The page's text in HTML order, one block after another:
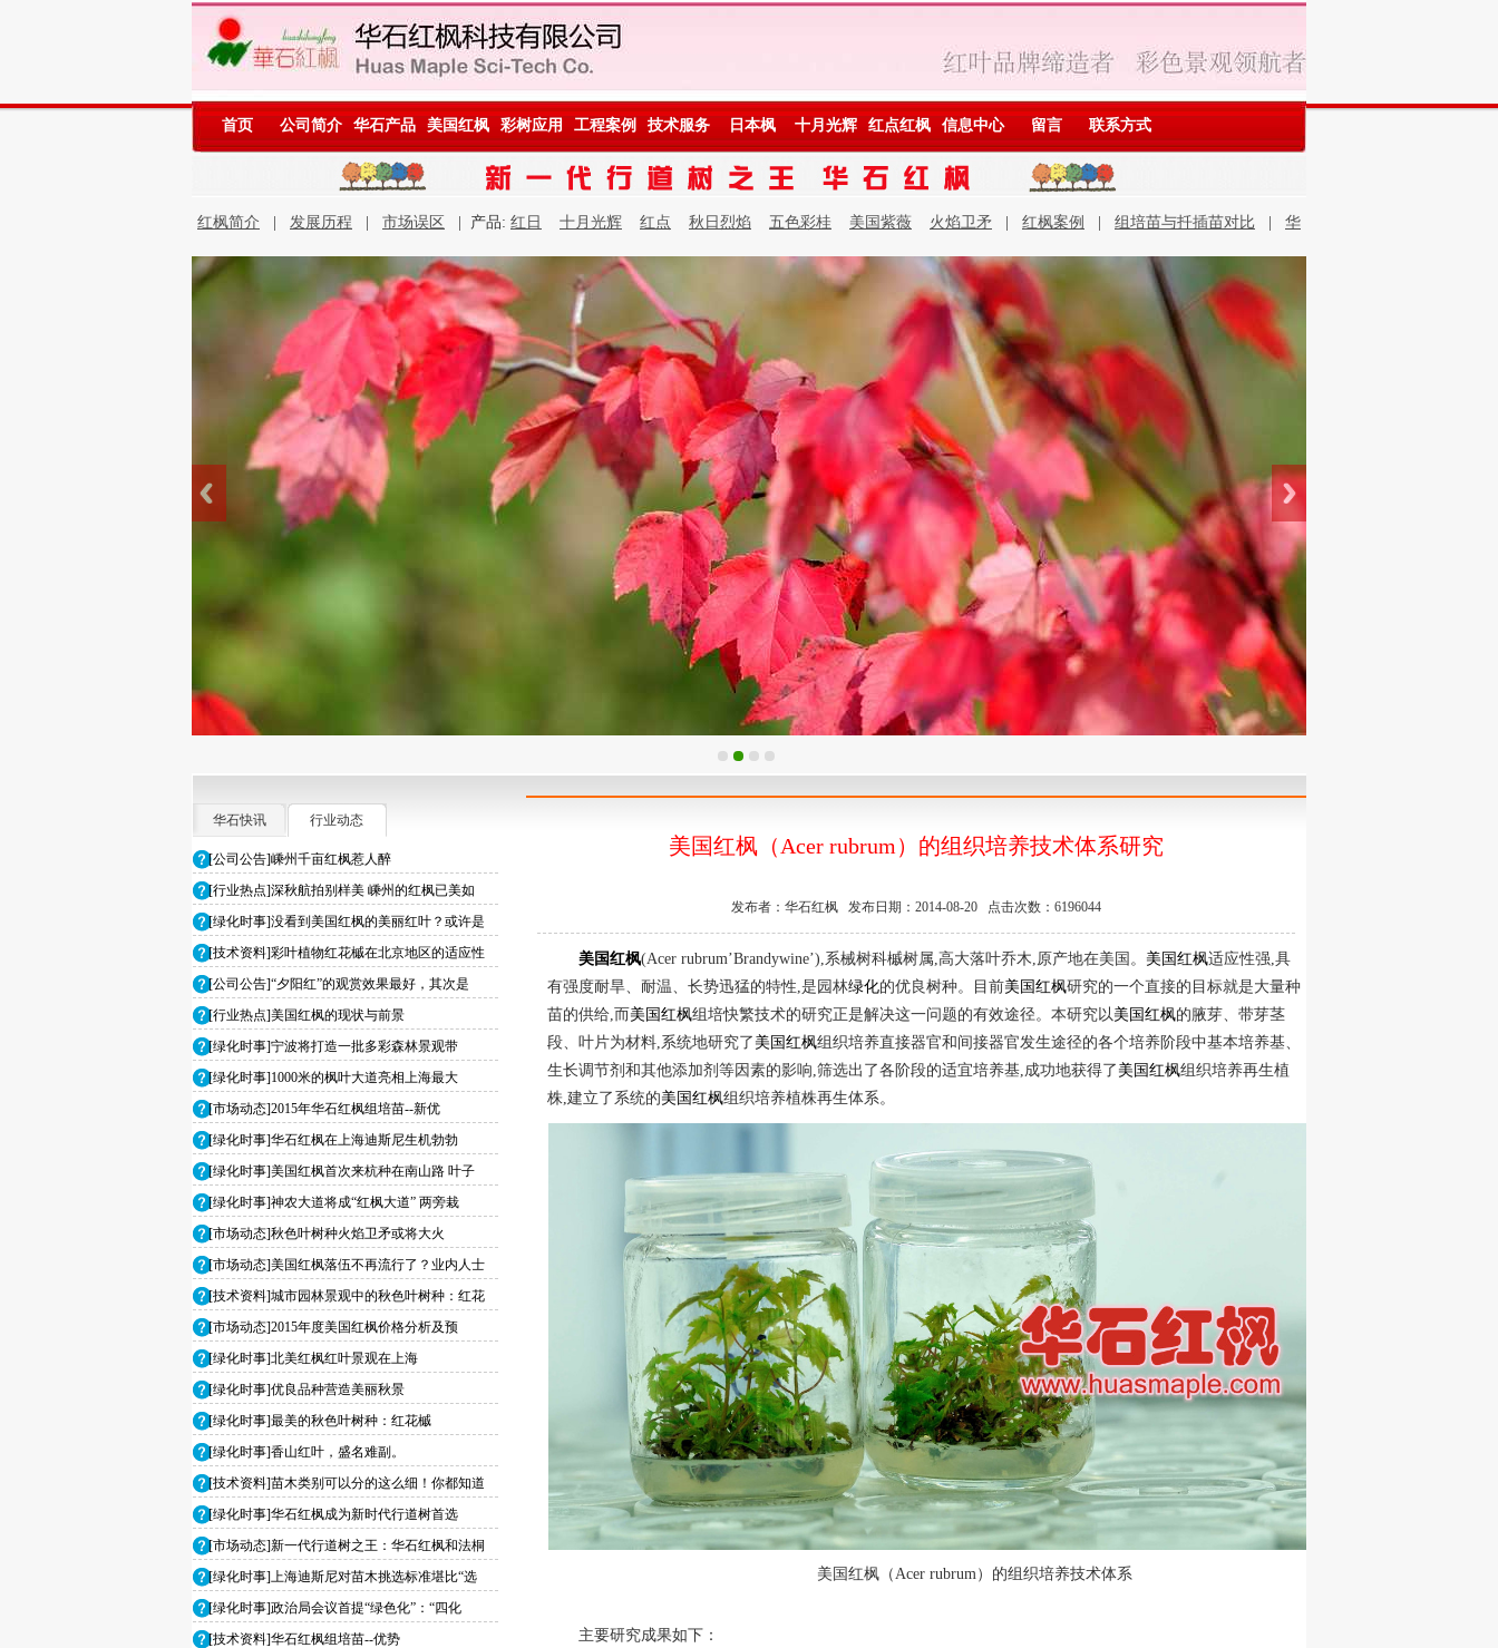
首页 公司简介 华石产品 美国红枫 彩树应用 工程案例 技术服务 日本枫 十月光辉 红点红枫 信息中心 留言 联系方式
红枫简介 发展历程 市场误区 | 产品: 红日 十月光辉 红点 秋日烈焰 五色彩桂 美国紫薇 火焰卫矛 红枫案例 组培苗与扦插苗对比 华
华石快讯 行业动态
[公司公告]嵊州千亩红枫惹人醉
[行业热点]深秋航拍别样美 嵊州的红枫已美如
[绿化时事]没看到美国红枫的美丽红叶？或许是
[技术资料]彩叶植物红花槭在北京地区的适应性
[公司公告]“夕阳红”的观赏效果最好，其次是
[行业热点]美国红枫的现状与前景
[绿化时事]宁波将打造一批多彩森林景观带
[绿化时事]1000米的枫叶大道亮相上海最大
[市场动态]2015年华石红枫组培苗--新优
[绿化时事]华石红枫在上海迪斯尼生机勃勃
[绿化时事]美国红枫首次来杭种在南山路 叶子
[绿化时事]神农大道将成“红枫大道” 两旁栽
[市场动态]秋色叶树种火焰卫矛或将大火
[市场动态]美国红枫落伍不再流行了？业内人士
[技术资料]城市园林景观中的秋色叶树种：红花
[市场动态]2015年度美国红枫价格分析及预
[绿化时事]北美红枫红叶景观在上海
[绿化时事]优良品种营造美丽秋景
[绿化时事]最美的秋色叶树种：红花槭
[绿化时事]香山红叶，盛名难副。
[技术资料]苗木类别可以分的这么细！你都知道
[绿化时事]华石红枫成为新时代行道树首选
[市场动态]新一代行道树之王：华石红枫和法桐
[绿化时事]上海迪斯尼对苗木挑选标准堪比“选
[绿化时事]政治局会议首提“绿色化”：“四化
[技术资料]华石红枫组培苗--优势
美国红枫（Acer rubrum）的组织培养技术体系研究
发布者：华石红枫 发布日期：2014-08-20 点击次数：6196044
美国红枫(Acer rubrum’Brandywine’),系械树科槭树属,高大落叶乔木,原产地在美国。 美国红枫适应性强,具
有强度耐旱、耐温、长势迅猛的特性,是园林绿化的优良树种。目前美国红枫研究的一个直接的目标就是大量种
苗的供给,而 美国红枫组培快繁技术的研究正是解决这一问题的有效途径。本研究以美国红枫的腋芽、带芽茎
段、叶片为材料,系统地研究了 美国红枫组织培养直接器官和间接器官发生途径的各个培养阶段中基本培养基、
生长调节剂和其他添加剂等因素的影响,筛选出了各阶段的适宜培养基,成功地获得了 美国红枫组织培养再生植
株,建立了系统的美国红枫组织培养植株再生体系。
美国红枫（Acer rubrum）的组织培养技术体系
主要研究成果如下：